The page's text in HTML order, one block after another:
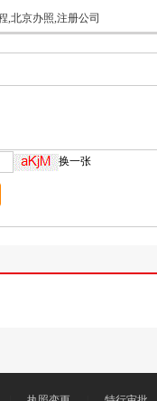
,北京办照,注册公司
换一张